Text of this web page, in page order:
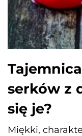
serków z
się je?
Miękki,